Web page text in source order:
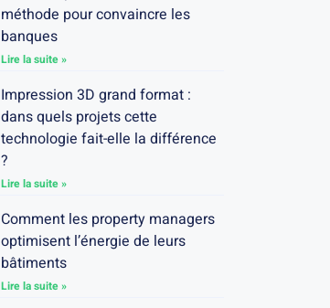
méthode pour convaincre les
banques
Lire la suite »
Impression 3D grand format :
dans quels projets cette
technologie fait-elle la différence
?
Lire la suite »
Comment les property managers
optimisent l’énergie de leurs
bâtiments
Lire la suite »